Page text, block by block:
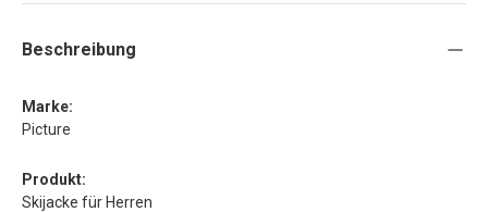
Beschreibung
Marke:
Picture
Produkt:
Skijacke für Herren